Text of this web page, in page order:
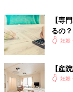
・妊婦健診費
・分娩、入院費
・トラブル受診、入
・通院交通費（公
モを）
・入院時のタクシ
き。領収書と事情
【専
るの
妊娠
【産
妊娠